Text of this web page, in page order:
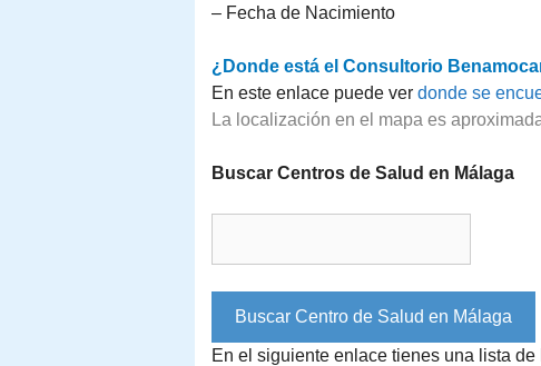
– Fecha de Nacimiento
¿Donde está el Consultorio
En este enlace puede ver donde se
La localización en el mapa es
Buscar Centros de Salud en Málaga
En el siguiente enlace tienes una lista